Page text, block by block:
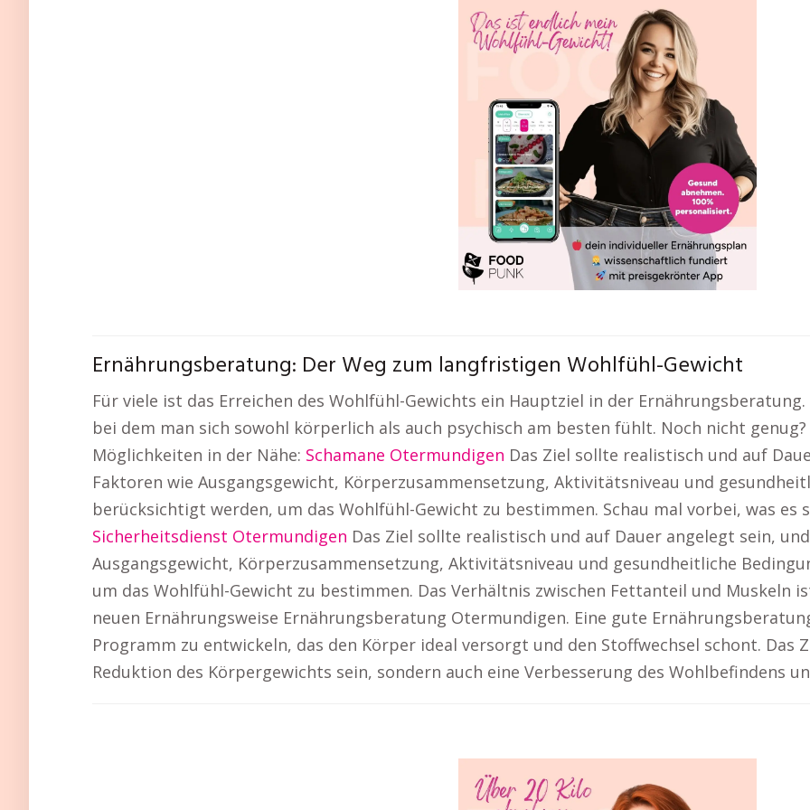
Ernährungsberatung: Der Weg zum langfristigen Wohlfühl-Gewicht
Für viele ist das Erreichen des Wohlfühl-Gewichts ein Hauptziel in der
bei dem man sich sowohl körperlich als auch psychisch am besten fühlt. Noch nicht
Möglichkeiten in der Nähe: Schamane Otermundigen Das Ziel sollte realistisch und auf
Faktoren wie Ausgangsgewicht, Körperzusammensetzung, Aktivitätsniveau und
berücksichtigt werden, um das Wohlfühl-Gewicht zu bestimmen. Schau mal vorbei, was
Sicherheitsdienst Otermundigen Das Ziel sollte realistisch und auf Dauer angelegt sein,
Ausgangsgewicht, Körperzusammensetzung, Aktivitätsniveau und gesundheitliche
um das Wohlfühl-Gewicht zu bestimmen. Das Verhältnis zwischen Fettanteil und Muskeln
neuen Ernährungsweise Ernährungsberatung Otermundigen. Eine gute
Programm zu entwickeln, das den Körper ideal versorgt und den Stoffwechsel schont. Das
Reduktion des Körpergewichts sein, sondern auch eine Verbesserung des Wohlbefindens